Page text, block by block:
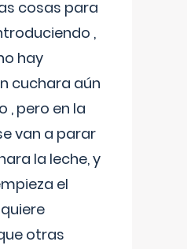
cosas para
,
hay
cuchara aún
, pero en la
van a parar
la leche, y
el
otras